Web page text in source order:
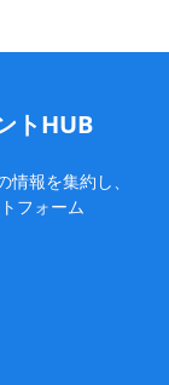
トHUB
報を集約し、
フォーム